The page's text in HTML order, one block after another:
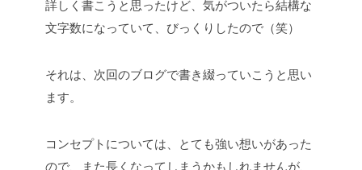
詳しく書こうと思ったけど、気がついたら結構な
文字数になっていて、びっくりしたので（笑）
それは、次回のブログで書き綴っていこうと思い
ます。
コンセプトについては、とても強い想いがあった
ので、また長くなってしまうかもしれませんが、